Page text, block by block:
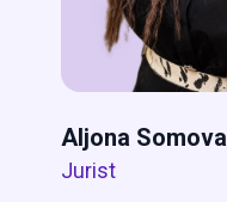
Aljona Somova
Jurist